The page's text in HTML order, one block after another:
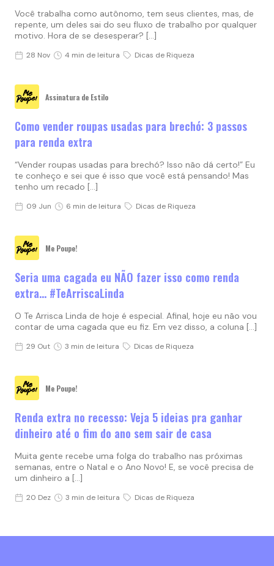
Você trabalha como autônomo, tem seus clientes, mas, de
repente, um deles sai do seu fluxo de trabalho por qualquer
motivo. Hora de se desesperar? […]
28 Nov 4 min de leitura Dicas de Riqueza
Assinatura de Estilo
Como vender roupas usadas para brechó: 3 passos
para renda extra
“Vender roupas usadas para brechó? Isso não dá certo!” Eu
te conheço e sei que é isso que você está pensando! Mas
tenho um recado […]
09 Jun 6 min de leitura Dicas de Riqueza
Me Poupe!
Seria uma cagada eu NÃO fazer isso como renda
extra… #TeArriscaLinda
O Te Arrisca Linda de hoje é especial. Afinal, hoje eu não vou
contar de uma cagada que eu fiz. Em vez disso, a coluna […]
29 Out 3 min de leitura Dicas de Riqueza
Me Poupe!
Renda extra no recesso: Veja 5 ideias pra ganhar
dinheiro até o fim do ano sem sair de casa
Muita gente recebe uma folga do trabalho nas próximas
semanas, entre o Natal e o Ano Novo! E, se você precisa de
um dinheiro a […]
20 Dez 3 min de leitura Dicas de Riqueza